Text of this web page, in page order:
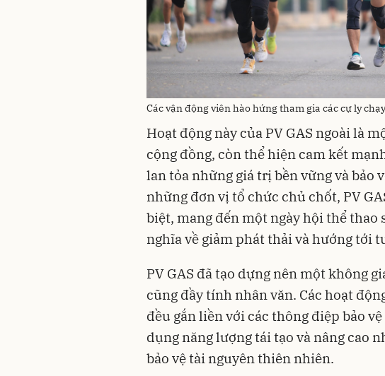
Các vận động viên hào hứng tham gia các cự ly chạy
Hoạt động này của PV GAS ngoài là
cộng đồng, còn thể hiện cam kết
lan tỏa những giá trị bền vững và bảo
những đơn vị tổ chức chủ chốt, PV
biệt, mang đến một ngày hội thể thao
nghĩa về giảm phát thải và hướng tới
PV GAS đã tạo dựng nên một không
cũng đầy tính nhân văn. Các hoạt
đều gắn liền với các thông điệp bảo
dụng năng lượng tái tạo và nâng cao
bảo vệ tài nguyên thiên nhiên.